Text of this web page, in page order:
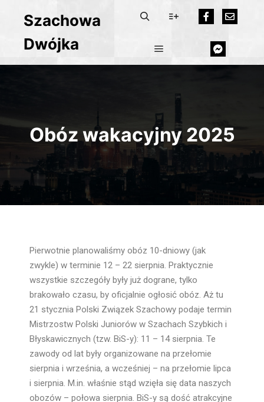
Szachowa
Dwójka
Obóz wakacyjny 2025
Pierwotnie planowaliśmy obóz 10-dniowy (jak
zwykle) w terminie 12 – 22 sierpnia. Praktycznie
wszystkie szczegóły były już dograne, tylko
brakowało czasu, by oficjalnie ogłosić obóz. Aż tu
21 stycznia Polski Związek Szachowy podaje termin
Mistrzostw Polski Juniorów w Szachach Szybkich i
Błyskawicznych (tzw. BiS-y): 11 – 14 sierpnia. Te
zawody od lat były organizowane na przełomie
sierpnia i września, a wcześniej – na przełomie lipca
i sierpnia. M.in. właśnie stąd wzięła się data naszych
obozów – połowa sierpnia. BiS-y są dość atrakcyjne